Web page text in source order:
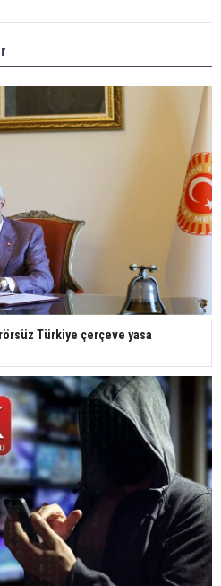
ile Müsavat Dervişoğlu cenazede
okullar tatil mi?
gerçekleşiyor... Dondurulmuş
hayata döndürecek keşif
Mahmut Tuncer estetik operasyon
hali gündem oldu
229,7 milyar lira seyahat harcaması
Sağlık Bakanlığı duyurdu: Vahşetin
2 salgın vaka tespit edildi
Türkiye çerçeve yasa